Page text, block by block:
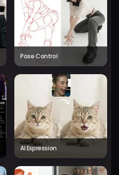
Pose Control
AI Expression